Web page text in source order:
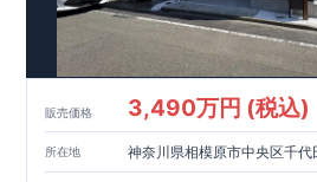
販売価格 3,490万円 (税込)
所在地 神奈川県相模原市中央区千